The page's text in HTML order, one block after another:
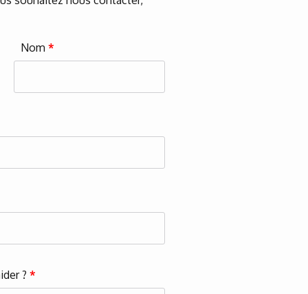
Nom *
? *